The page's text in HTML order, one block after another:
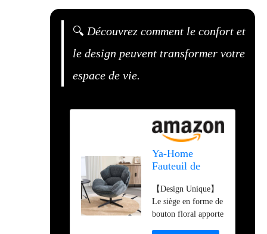
🔍 Découvrez comment le confort et
le design peuvent transformer votre
espace de vie.
Ya-Home
Fauteuil de
360° en
Chenille, Bleu
【Design Unique】
Le siège en forme de
bouton floral apporte